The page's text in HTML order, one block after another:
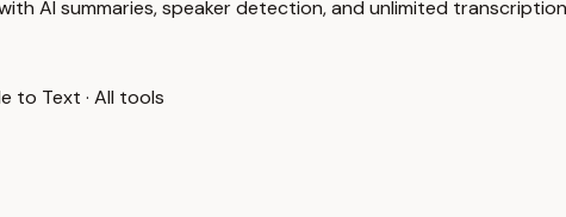
AI summaries, speaker detection, and unlimited
to Text · All tools